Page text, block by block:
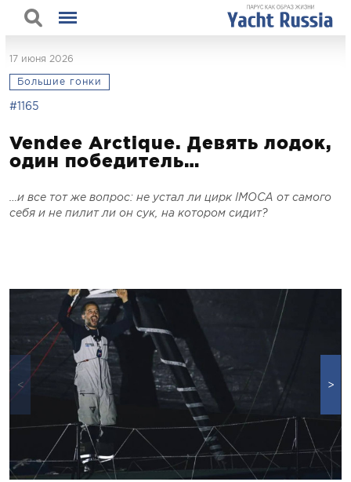
17 июня 2026
Большие гонки
#1165
Vendеe Arctique. Девять лодок,
один победитель…
…и все тот же вопрос: не устал ли цирк IMOCA от самого
себя и не пилит ли он сук, на котором сидит?